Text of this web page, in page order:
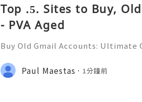
Top .5. Sites to Buy,
- PVA Aged
Buy Old Gmail Accounts: Ultimate
hatsApp: +1(352)270-0568 ➤
l.co Meta Description: Looking
Paul Maestas 1分鐘前